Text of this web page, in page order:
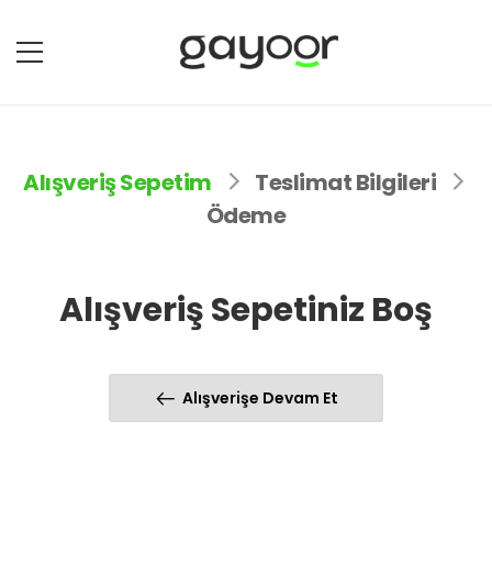
Alışveriş Sepetim
Teslimat Bilgileri
Ödeme
Alışveriş Sepetiniz Boş
Alışverişe Devam Et